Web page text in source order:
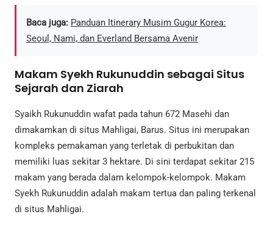
Baca juga: Panduan Itinerary Musim Gugur Korea:
Seoul, Nami, dan Everland Bersama Avenir
Makam Syekh Rukunuddin sebagai Situs
Sejarah dan Ziarah
Syaikh Rukunuddin wafat pada tahun 672 Masehi dan
dimakamkan di situs Mahligai, Barus. Situs ini merupakan
kompleks pemakaman yang terletak di perbukitan dan
memiliki luas sekitar 3 hektare. Di sini terdapat sekitar 215
makam yang berada dalam kelompok-kelompok. Makam
Syekh Rukunuddin adalah makam tertua dan paling terkenal
di situs Mahligai.